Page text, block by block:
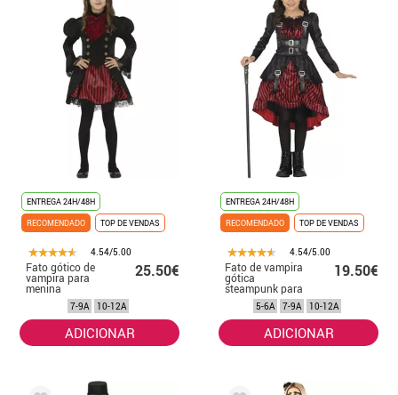
ENTREGA 24H/48H
RECOMENDADO
TOP DE VENDAS
4.54/5.00
Fato gótico de
vampira para
menina
25.50€
7-9A 10-12A
ADICIONAR
ENTREGA 24H/48H
RECOMENDADO
TOP DE VENDAS
4.54/5.00
Fato de vampira
gótica
steampunk para
meninas
19.50€
5-6A 7-9A 10-12A
ADICIONAR